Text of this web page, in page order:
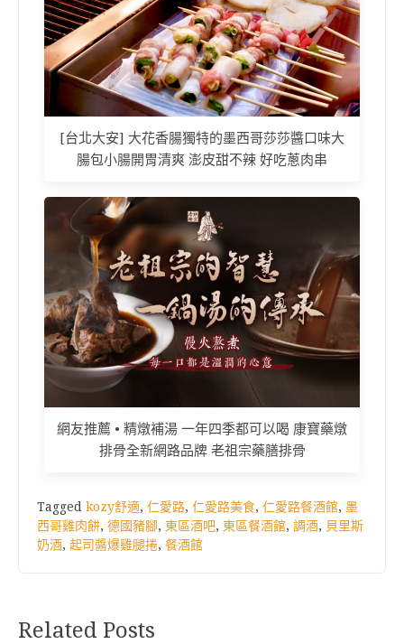
[台北大安] 大花香腸獨特的墨西哥莎莎醬口味大
腸包小腸開胃清爽 澎皮甜不辣 好吃蔥肉串
網友推薦 • 精燉補湯 一年四季都可以喝 康寶藥燉
排骨全新網路品牌 老祖宗藥膳排骨
Tagged kozy舒適, 仁愛路, 仁愛路美食, 仁愛路餐酒館, 墨
西哥雞肉餅, 德國豬腳, 東區酒吧, 東區餐酒館, 調酒, 貝里斯
奶酒, 起司醬爆雞腿捲, 餐酒館
Related Posts